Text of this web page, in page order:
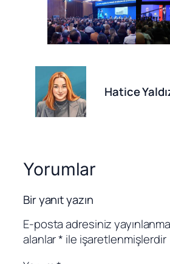
Hatice
Yorumlar
Bir yanıt yazın
E-posta adresiniz
alanlar* ile işaretlenmişlerdir